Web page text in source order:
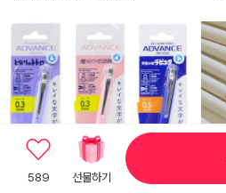
589 선물하기